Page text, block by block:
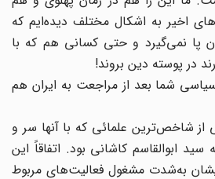
اخیر به اشکال مختلف دیده‌ایم که
پا نمی‌گیرد و حتی کسانی هم که با
در پوسته دین بروند!
شما بعد از مراجعت به ایران هم
شاخص‌ترین علمائی که با آنها سر و
ابوالقاسم کاشانی بود. اتفاقاً این
به‌شدت مشغول فعالیت‌های مربوط